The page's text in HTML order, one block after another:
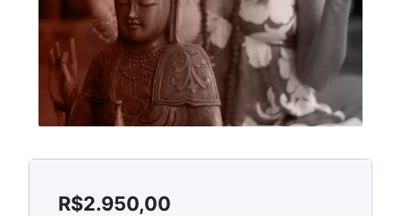
R$2.950,00